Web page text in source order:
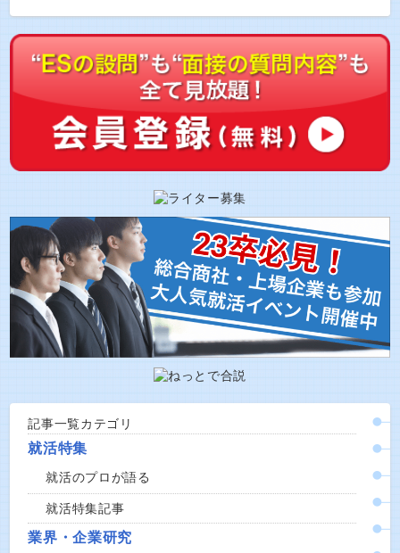
記事一覧カテゴリ
就活特集
就活のプロが語る
就活特集記事
業界・企業研究